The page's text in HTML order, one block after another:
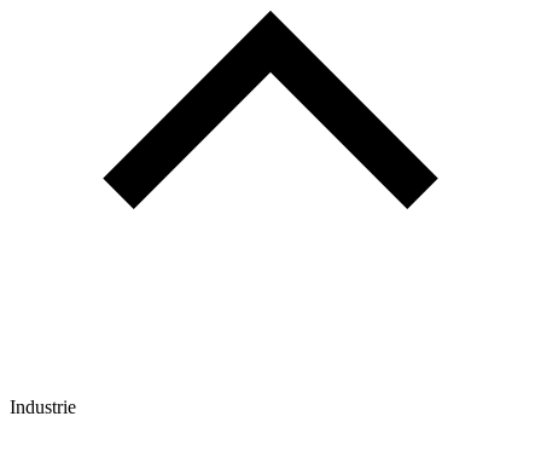
Industrie